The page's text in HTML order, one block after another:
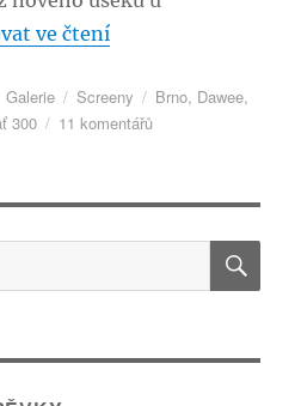
ve čtení„Trať 300 –
Formát:
Galerie Rubriky:
Screeny Štítky:
Brno, Dawee,
300 11 komentářůu
názvem
300
předělávky